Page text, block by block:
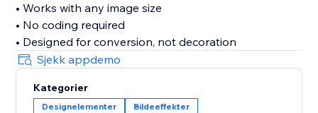
• Works with any image size
• No coding required
• Designed for conversion, not decoration
Sjekk appdemo
Kategorier
Designelementer Bildeeffekter